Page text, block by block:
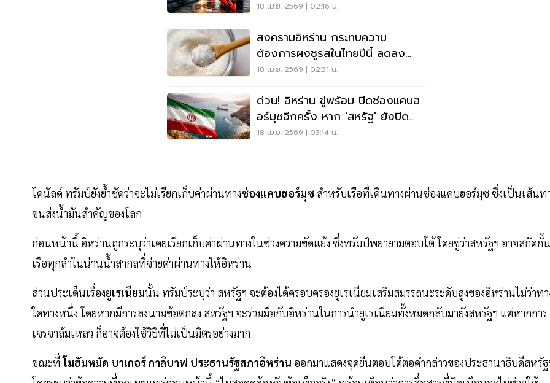
18 เม.ย. 2569 | 02:16 น.
สงครามอิหร่าน กระทบความ
ต้องการผงชูรสในไทยปีนี้ ลดลง
5.1%
18 เม.ย. 2569 | 02:31 น.
ด่วน! อิหร่าน ขู่พร้อม ปิดช่องแคบฮ
อร์มุซอีกครั้ง หาก 'สหรัฐ' ยังปิด
ล้อมท่าเรืออิหร่าน
18 เม.ย. 2569 | 03:14 น.
โดนัลด์ ทรัมป์ยังย้ำชัดว่าจะไม่เรียกเก็บค่าผ่านทางช่องแคบฮอร์มุซ สำหรับเรือที่เดินทางผ่านช่องแคบฮอร์มุซ ซึ่งเป็นเส้นท
ขนส่งน้ำมันสำคัญของโลก
ก่อนหน้านี้ อิหร่านถูกระบุว่าเคยเรียกเก็บค่าผ่านทางในช่วงความขัดแย้ง ซึ่งทรัมป์พยายามตอบโต้ โดยขู่ว่าสหรัฐฯ อาจสกัดกั้น
เรือทุกลำในน่านน้ำสากลที่จ่ายค่าผ่านทางให้อิหร่าน
ส่วนประเด็นเรื่องยูเรเนียมนั้น ทรัมป์ระบุว่า สหรัฐฯ จะต้องได้ครอบครองยูเรเนียมเสริมสมรรถนะระดับสูงของอิหร่านไม่ว่าทา
ใดทางหนึ่ง โดยหากมีการลงนามข้อตกลง สหรัฐฯ จะร่วมมือกับอิหร่านในการนำยูเรเนียมทั้งหมดกลับมายังสหรัฐฯ แต่หากการ
เจรจาล้มเหลว ก็อาจต้องใช้วิธีที่ไม่เป็นมิตรอย่างมาก
ขณะที่โมฮัมหมัด บาเกอร์กาลิบาฟ ประธานรัฐสภาอิหร่าน ออกมาแสดงจุดยืนตอบโต้ต่อคำกล่าวของประธานาธิบดีสหรั